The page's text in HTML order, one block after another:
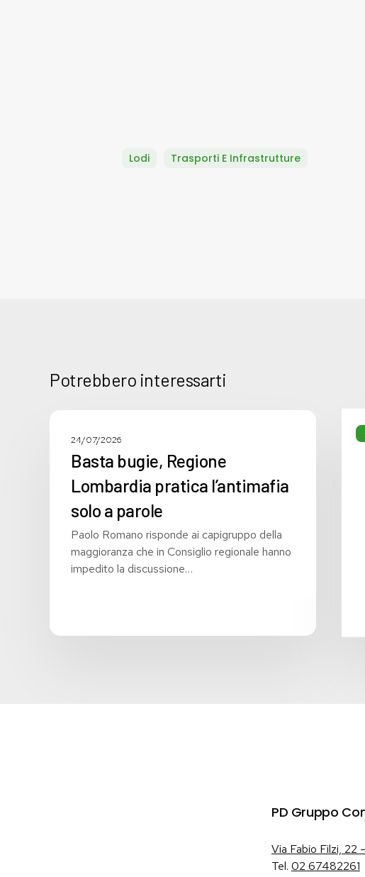
Lodi Trasporti E Infrastrutture
Potrebbero interessarti
bugie,
Regione
Lombardia
pratica
l’antimafia
parole
24/07/2026
Basta bugie, Regione
Lombardia pratica l’antimafia
solo a parole
Paolo Romano risponde ai capigruppo della
maggioranza che in Consiglio regionale hanno
impedito la discussione…
PD Gruppo
Via Fabio Filzi, 22
Tel. 02 67482261